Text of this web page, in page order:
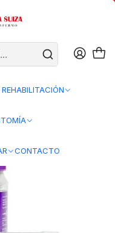
CONTACTO
(L–V)
de Olores - TR105